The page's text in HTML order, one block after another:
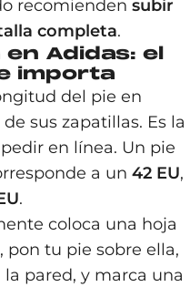
recomienden subir
completa.
Adidas: el
importa
del pie en
sus zapatillas. Es la
en línea. Un pie
a un 42 EU,
.
coloca una hoja
pon tu pie sobre ella,
pared, y marca una